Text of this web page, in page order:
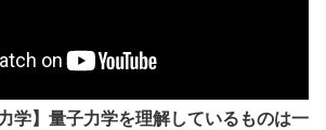
学】量子力学を理解しているものは一